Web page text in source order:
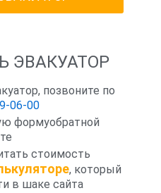
ЭВАКУАТОР
позвоните по
06-00
формуобратной
стоимость
, который
в шаке сайта